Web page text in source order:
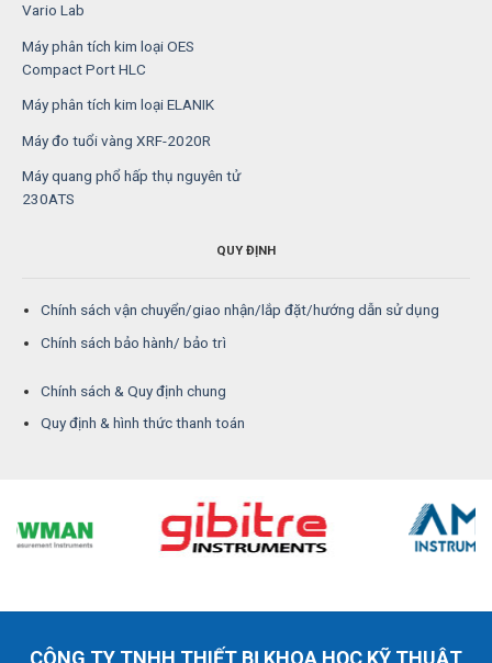
Vario Lab
Máy phân tích kim loại OES
Compact Port HLC
Máy phân tích kim loại ELANIK
Máy đo tuổi vàng XRF-2020R
Máy quang phổ hấp thụ nguyên tử
230ATS
QUY ĐỊNH
Chính sách vận chuyển/giao nhận/lắp đặt/hướng dẫn sử dụng
Chính sách bảo hành/ bảo trì
Chính sách & Quy định chung
Quy định & hình thức thanh toán
CÔNG TY TNHH THIẾT BỊ KHOA HỌC KỸ THUẬT